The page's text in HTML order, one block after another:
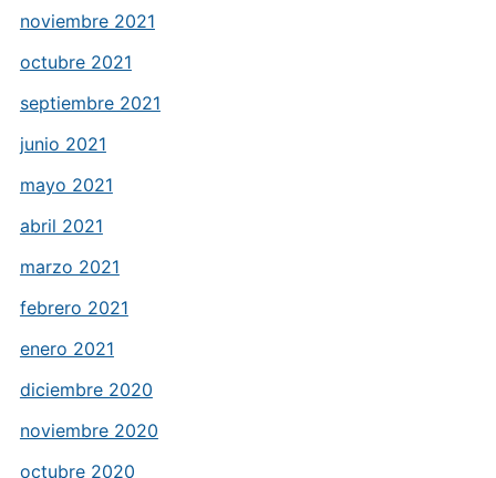
noviembre 2021
octubre 2021
septiembre 2021
junio 2021
mayo 2021
abril 2021
marzo 2021
febrero 2021
enero 2021
diciembre 2020
noviembre 2020
octubre 2020